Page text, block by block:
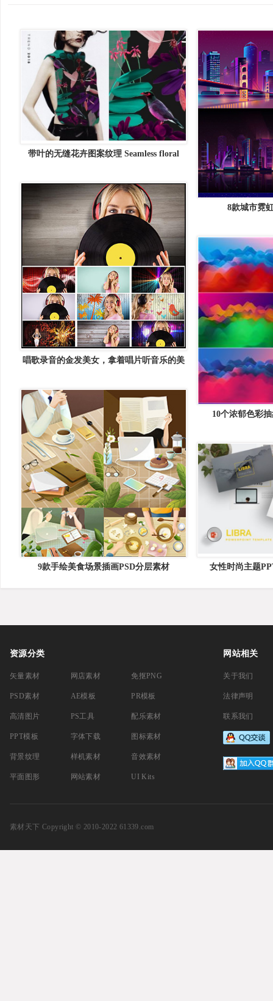
带叶的无缝花卉图案纹理 Seamless floral
8款城市霓
唱歌录音的金发美女，拿着唱片听音乐的美
10个浓郁色彩
9款手绘美食场景插画PSD分层素材
女性时尚主题
资源分类
矢量素材
PSD素材
高清图片
PPT模板
背景纹理
平面图形
网店素材
AE模板
PS工具
字体下载
样机素材
网站素材
免抠PNG
PR模板
配乐素材
图标素材
音效素材
UI Kits
网站相关
关于我们
法律声明
联系我们
素材天下 Copyright © 2010-2022 61339.com